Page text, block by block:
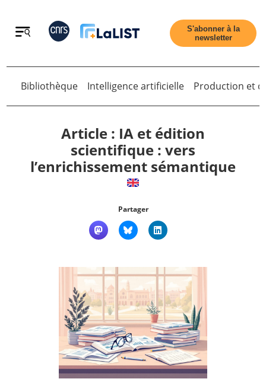
Retour
Accueil
Qui sommes nous ?
Nous suivre
S'abonner à la
newsletter
Bibliothèque Intelligence artificielle Production et
Article : IA et édition
scientifique : vers
l’enrichissement sémantique
Partager